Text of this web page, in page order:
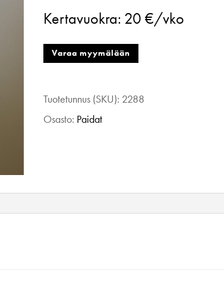
pun.
40
määrä
Kertavuokra: 20 €/vko
Varaa myymälään
Tuotetunnus (SKU): 2288
Osasto: Paidat